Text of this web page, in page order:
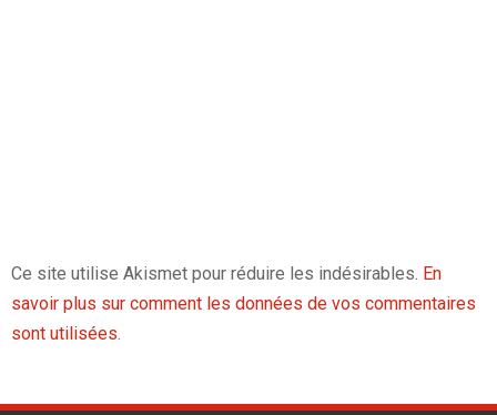
Ce site utilise Akismet pour réduire les indésirables. En
savoir plus sur comment les données de vos commentaires
sont utilisées.